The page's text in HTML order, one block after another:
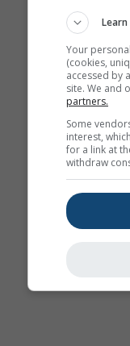
Your
(cookies,
accessed by
site. We and
partners.
Some
interest,
for a link at
withdraw